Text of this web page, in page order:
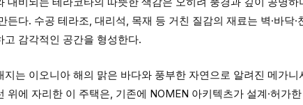
든다. 수공 테라조, 대리석, 목재 등 거친 질감의 재료는 벽·바닥
고 감각적인 공간을 형성한다.
지는 이오니아 해의 맑은 바다와 풍부한 자연으로 알려진 메가
위에 자리한 이 주택은, 기존에 NOMEN 아키텍츠가 설계·허가